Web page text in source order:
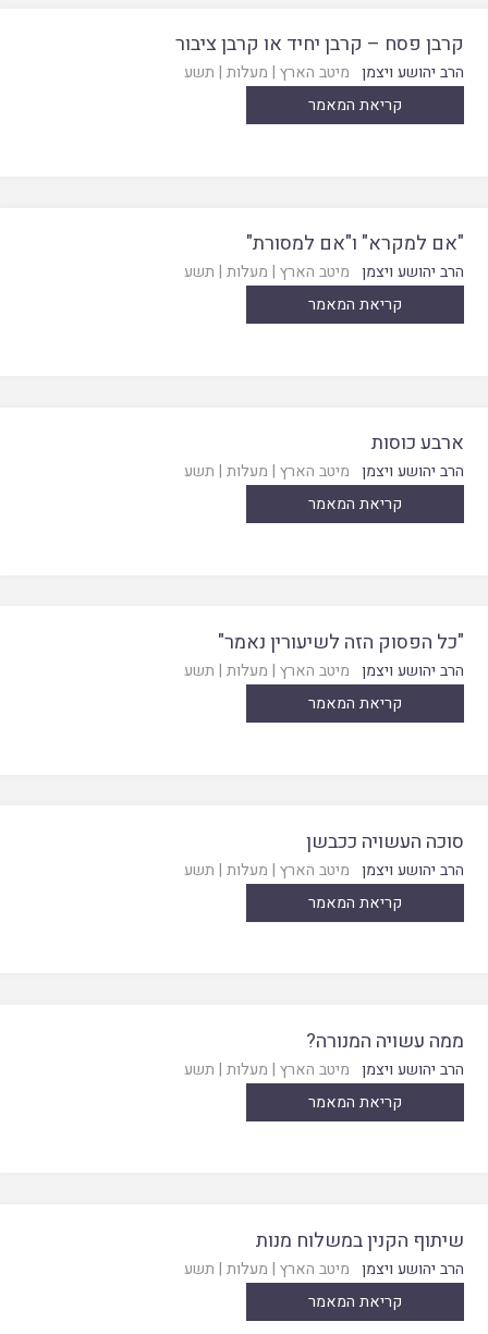
קרבן פסח – קרבן יחיד או קרבן ציבור
הרב יהושע ויצמן מיטב הארץ | מעלות | תשע
קריאת המאמר
"אם למקרא" ו"אם למסורת"
הרב יהושע ויצמן מיטב הארץ | מעלות | תשע
קריאת המאמר
ארבע כוסות
הרב יהושע ויצמן מיטב הארץ | מעלות | תשע
קריאת המאמר
"כל הפסוק הזה לשיעורין נאמר"
הרב יהושע ויצמן מיטב הארץ | מעלות | תשע
קריאת המאמר
סוכה העשויה ככבשן
הרב יהושע ויצמן מיטב הארץ | מעלות | תשע
קריאת המאמר
ממה עשויה המנורה?
הרב יהושע ויצמן מיטב הארץ | מעלות | תשע
קריאת המאמר
שיתוף הקנין במשלוח מנות
הרב יהושע ויצמן מיטב הארץ | מעלות | תשע
קריאת המאמר